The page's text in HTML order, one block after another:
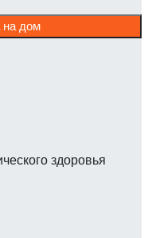
на дом
здоровья